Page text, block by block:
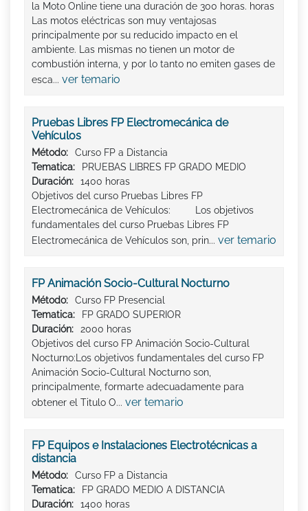
la Moto Online tiene una duración de 300 horas. horas
Las motos eléctricas son muy ventajosas
principalmente por su reducido impacto en el
ambiente. Las mismas no tienen un motor de
combustión interna, y por lo tanto no emiten gases de
esca... ver temario
Pruebas Libres FP Electromecánica de
Vehículos
Método:
Curso FP a Distancia
Tematica:
PRUEBAS LIBRES FP GRADO MEDIO
Duración:
1400 horas
Objetivos del curso Pruebas Libres FP
Electromecánica de Vehículos: Los objetivos
fundamentales del curso Pruebas Libres FP
Electromecánica de Vehículos son, prin... ver temario
FP Animación Socio-Cultural Nocturno
Método:
Curso FP Presencial
Tematica:
FP GRADO SUPERIOR
Duración:
2000 horas
Objetivos del curso FP Animación Socio-Cultural
Nocturno:Los objetivos fundamentales del curso FP
Animación Socio-Cultural Nocturno son,
principalmente, formarte adecuadamente para
obtener el Titulo O... ver temario
FP Equipos e Instalaciones Electrotécnicas a
distancia
Método:
Curso FP a Distancia
Tematica:
FP GRADO MEDIO A DISTANCIA
Duración:
1400 horas